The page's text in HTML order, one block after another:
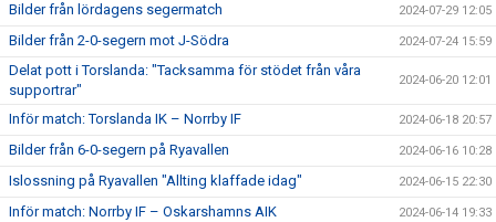
Bilder från lördagens segermatch 2024-07-29 12:05
Bilder från 2-0-segern mot J-Södra 2024-07-24 15:59
Delat pott i Torslanda: "Tacksamma för stödet från våra
supportrar"
2024-06-20 12:01
Inför match: Torslanda IK – Norrby IF 2024-06-18 20:57
Bilder från 6-0-segern på Ryavallen 2024-06-16 10:28
Islossning på Ryavallen "Allting klaffade idag" 2024-06-15 22:30
Inför match: Norrby IF – Oskarshamns AIK 2024-06-14 19:33